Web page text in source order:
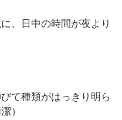
、日中の時間が夜より
て種類がはっきり明ら
）